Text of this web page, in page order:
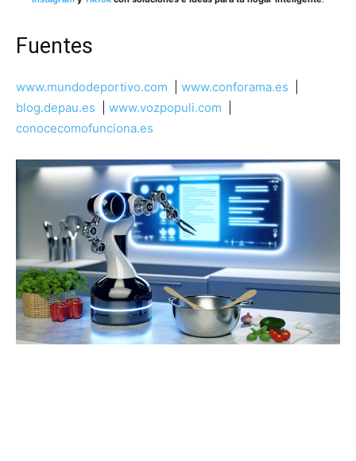
Fuentes
www.mundodeportivo.com www.conforama.es
blog.depau.es
www.vozpopuli.com
conocecomofunciona.es